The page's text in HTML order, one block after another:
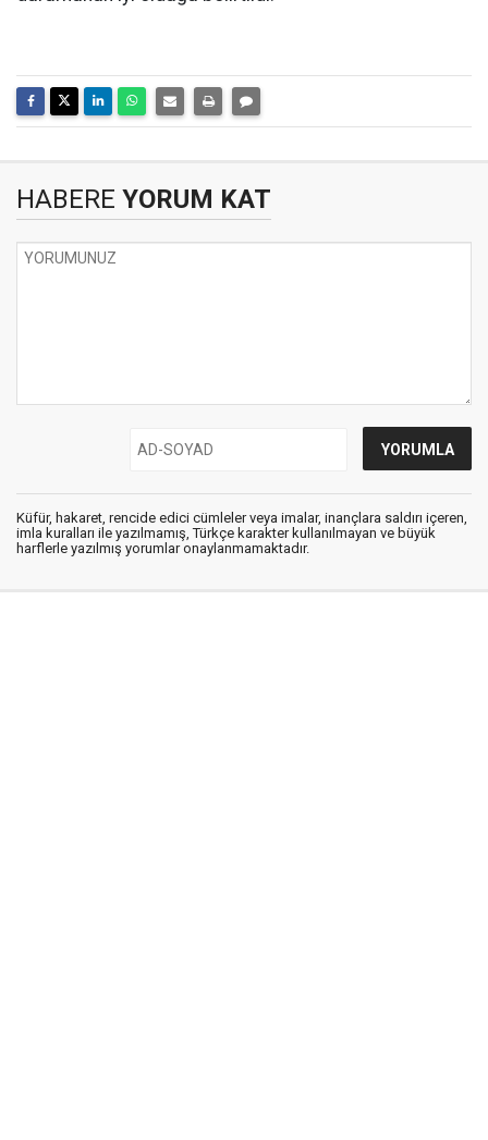
HABERE YORUM KAT
Küfür, hakaret, rencide edici cümleler veya imalar, inançlara saldırı içeren,
imla kuralları ile yazılmamış, Türkçe karakter kullanılmayan ve büyük
harflerle yazılmış yorumlar onaylanmamaktadır.